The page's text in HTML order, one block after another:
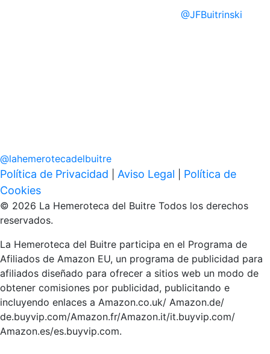
@JFBuitrinski
@lahemerotecadelbuitre
Política de Privacidad Aviso Legal
Política de
Cookies
© 2026 La Hemeroteca del Buitre Todos los derechos
reservados.
La Hemeroteca del Buitre participa en el Programa de
Afiliados de Amazon EU, un programa de publicidad para
afiliados diseñado para ofrecer a sitios web un modo de
obtener comisiones por publicidad, publicitando e
incluyendo enlaces a Amazon.co.uk/ Amazon.de/
de.buyvip.com/Amazon.fr/Amazon.it/it.buyvip.com/
Amazon.es/es.buyvip.com.